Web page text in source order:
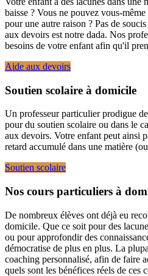
baisse ? Vous ne pouvez vous-
pour une autre raison ? Pas de
aux devoirs est notre dada. Nos
besoins de votre enfant afin qu'il
Aide aux devoirs
Soutien scolaire à domicile
Un professeur particulier prodigue
pour du soutien scolaire ou dans le
aux devoirs. Votre enfant peut ainsi
retard accumulé dans une matière
Soutien scolaire
Nos cours particuliers à
De nombreux élèves ont déjà eu
domicile. Que ce soit pour des
ou pour approfondir des
démocratise de plus en plus. La
coaching personnalisé, afin de faire
quels sont les bénéfices réels de ces